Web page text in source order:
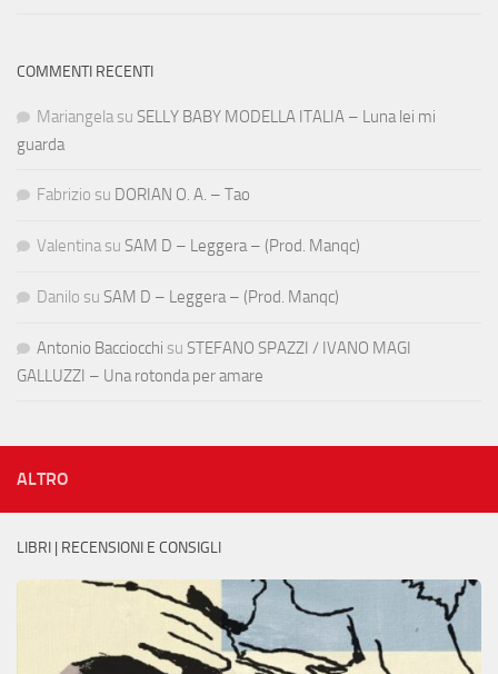
COMMENTI RECENTI
Mariangela su SELLY BABY MODELLA ITALIA – Luna lei mi
guarda
Fabrizio su DORIAN O. A. – Tao
Valentina su SAM D – Leggera – (Prod. Manqc)
Danilo su SAM D – Leggera – (Prod. Manqc)
Antonio Bacciocchi su STEFANO SPAZZI / IVANO MAGI
GALLUZZI – Una rotonda per amare
ALTRO
LIBRI | RECENSIONI E CONSIGLI